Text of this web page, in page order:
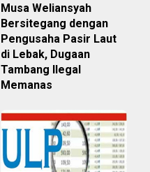
Musa Weliansyah
Bersitegang dengan
Pengusaha Pasir Laut
di Lebak, Dugaan
Tambang Ilegal
Memanas